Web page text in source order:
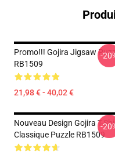
Promo!!! Gojira Jigsaw
RB1509
21,98 € - 40,02 €
-
Nouveau Design Gojira T-
Classique Puzzle RB1509
-